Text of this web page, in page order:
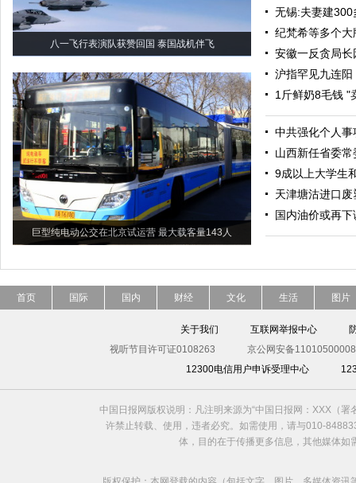
八一飞行表演队获赞回国 泰国战机伴飞
巨型纯电动公交在北京试运营 最大载客量143人
无锡:夫妻建
纪梵希等多个
安徽一反贪局
沪指罕见九连
1斤鲜奶8毛钱 "
中共强化个人事
山西新任省委
9成以上大学生
天津塘沽进口
国内油价或再
首页 国际 国内 财经 文化 生活 图片
关于我们 互联网举报中心
视听节目许可证0108263
京公网安备
12300电信用户申诉受理中心
中国日报网版权说明：凡注明来源为“中国日报网：XXX（
许禁止转载、使用，违者必究。如需使用，请与010-
体，目的在于传播更多信息，其他媒体